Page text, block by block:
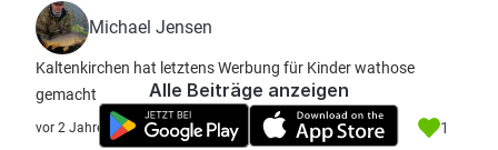
Michael Jensen
Kaltenkirchen hat letztens Werbung für Kinder wathose
gemacht
vor 2 Jahre 1
Alle Beiträge anzeigen